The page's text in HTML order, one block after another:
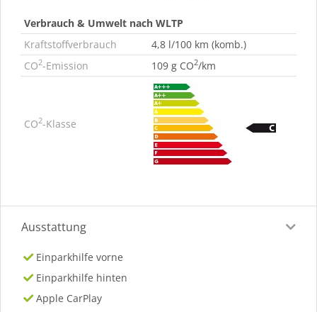
Verbrauch & Umwelt nach WLTP
Kraftstoffverbrauch
4,8 l/100 km (komb.)
CO2-Emission 109 g CO2/km
CO2-Klasse
Ausstattung
Einparkhilfe vorne
Einparkhilfe hinten
Apple CarPlay